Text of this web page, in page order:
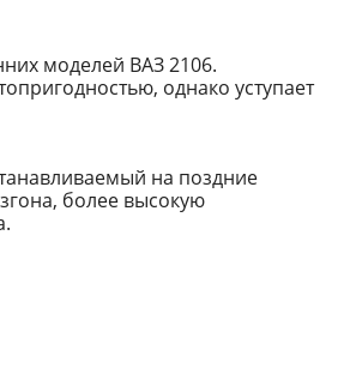
моделей ВАЗ 2106.
однако уступает
на поздние
более высокую